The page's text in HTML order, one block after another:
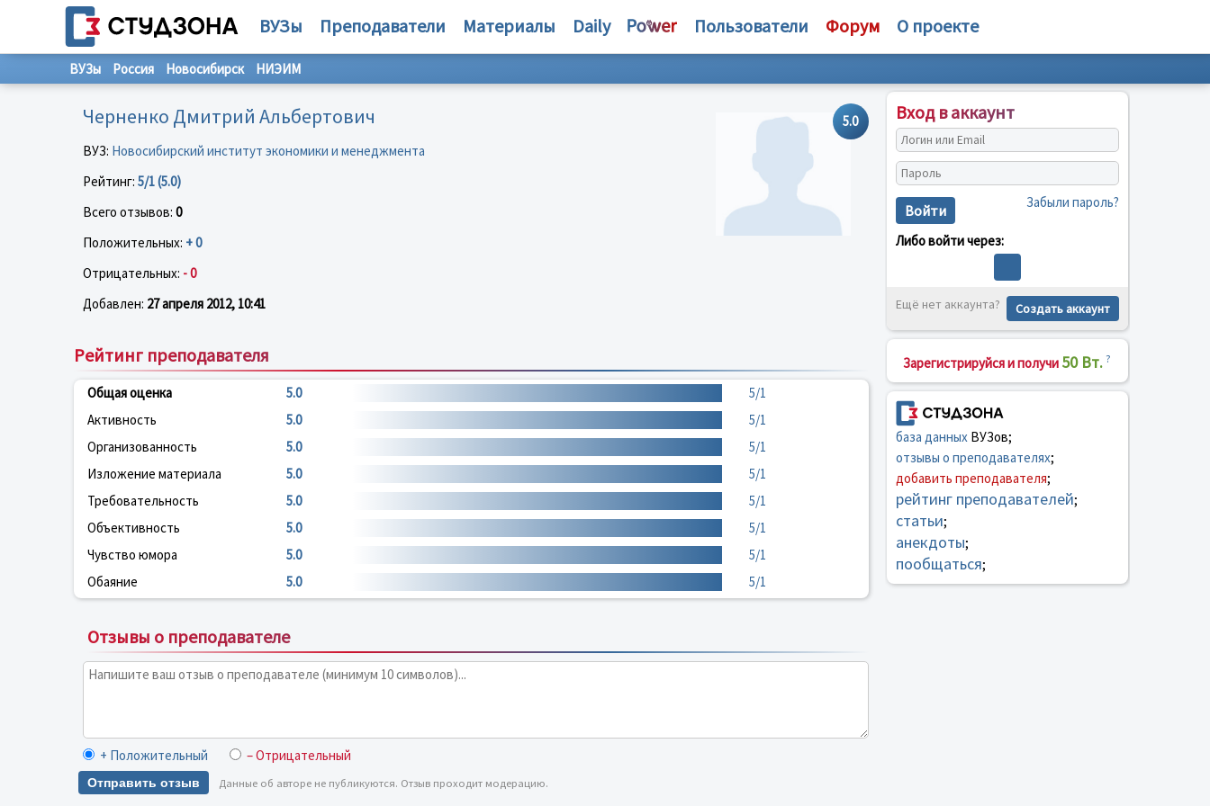
ВУЗы Преподаватели Материалы Daily Пользователи Форум О проекте
ВУЗы Россия Новосибирск НИЭИМ
5.0
Черненко Дмитрий Альбертович
ВУЗ: Новосибирский институт экономики и менеджмента
Рейтинг: 5/1 (5.0)
Всего отзывов: 0
Положительных: + 0
Отрицательных: - 0
Добавлен: 27 апреля 2012, 10:41
Рейтинг преподавателя
Общая оценка 5.0
5/1
Активность
5.0
5/1
Организованность
5.0
5/1
Изложение материала
5.0
5/1
Требовательность
5.0
5/1
Объективность
5.0
5/1
Чувство юмора
5.0
5/1
Обаяние
5.0 5/1
Отзывы о преподавателе
+ Положительный – Отрицательный
Отправить отзыв Данные об авторе не публикуются. Отзыв проходит модерацию.
Вход в аккаунт
Войти Забыли пароль?
Либо войти через:
Ещё нет аккаунта? Создать аккаунт
Зарегистрируйся и получи 50 Вт. ?
база данныхВУЗов;
отзывы о преподавателях;
добавить преподавателя;
рейтинг преподавателей;
статьи;
анекдоты;
пообщаться;